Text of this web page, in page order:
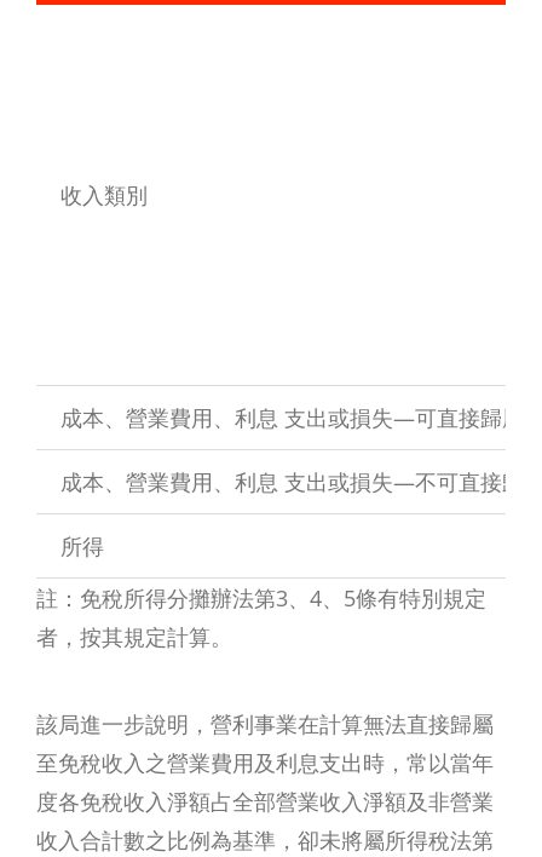
收入類別
成本、營業費用、利息 支出或損失—可直接歸屬
成本、營業費用、利息 支出或損失—不可直接歸
所得
註：免稅所得分攤辦法第3、4、5條有特別規定
者，按其規定計算。
該局進一步說明，營利事業在計算無法直接歸屬
至免稅收入之營業費用及利息支出時，常以當年
度各免稅收入淨額占全部營業收入淨額及非營業
收入合計數之比例為基準，卻未將屬所得稅法第